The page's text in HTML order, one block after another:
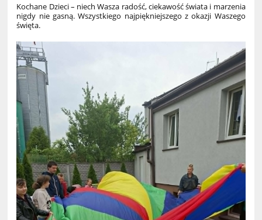
Kochane Dzieci – niech Wasza radość, ciekawość świata i marzenia
nigdy nie gasną. Wszystkiego najpiękniejszego z okazji Waszego
święta.